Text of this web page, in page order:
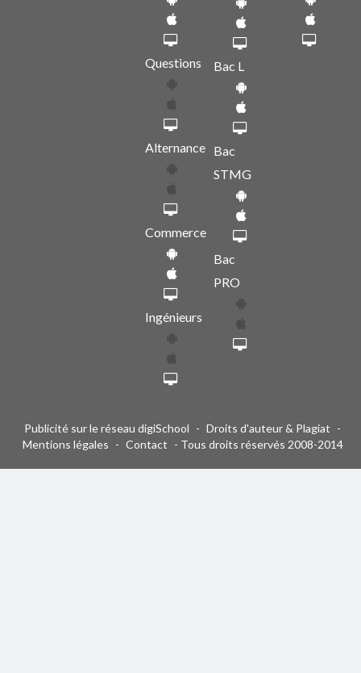
Questions
Alternance
Commerce
Ingénieurs
Bac L
Bac
STMG
Bac
PRO
Publicité sur le réseau digiSchool - Droits d'auteur & Plagiat -
Mentions légales - Contact - Tous droits réservés 2008-2014